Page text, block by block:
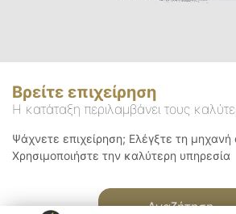
Βρείτε επιχείρηση
Η κατάταξη περιλαμβάνει τους
Ψάχνετε επιχείρηση; Ελέγξτε τη μηχανή
Χρησιμοποιήστε την καλύτερη υπηρεσία
Αναζήτηση